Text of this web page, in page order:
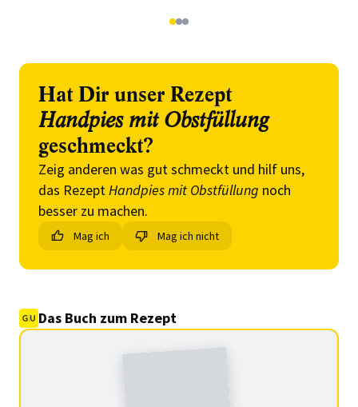
123
Hat Dir unser Rezept
Handpies mit Obstfüllung
geschmeckt?
Zeig anderen was gut schmeckt und hilf uns,
das RezeptHandpies mit Obstfüllung noch
besser zu machen.
Mag ich Mag ich nicht
Das Buch zum Rezept